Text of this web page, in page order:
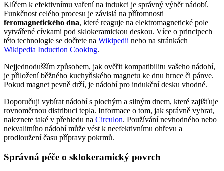
Klíčem k efektivnímu vaření na indukci je správný výběr nádobí.
Funkčnost celého procesu je závislá na přítomnosti
feromagnetického dna, které reaguje na elektromagnetické pole
vytvářené cívkami pod sklokeramickou deskou. Více o principech
této technologie se dočtete na Wikipedii nebo na stránkách
Wikipedia Induction Cooking.
Nejjednodušším způsobem, jak ověřit kompatibilitu vašeho nádobí,
je přiložení běžného kuchyňského magnetu ke dnu hrnce či pánve.
Pokud magnet pevně drží, je nádobí pro indukční desku vhodné.
Doporučuji vybírat nádobí s plochým a silným dnem, které zajišťuje
rovnoměrnou distribuci tepla. Informace o tom, jak správně vybrat,
naleznete také v přehledu na Circulon. Používání nevhodného nebo
nekvalitního nádobí může vést k neefektivnímu ohřevu a
prodloužení času přípravy pokrmů.
Správná péče o sklokeramický povrch